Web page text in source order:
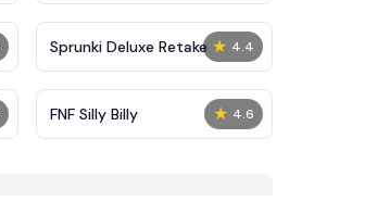
★ 4.4
Sprunki Deluxe Retake
★ 4.6
FNF Silly Billy